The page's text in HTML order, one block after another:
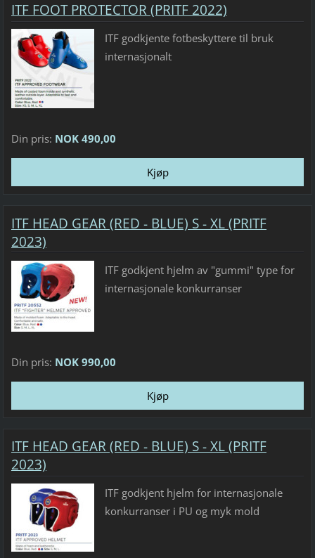
ITF FOOT PROTECTOR (PRITF 2022)
ITF godkjente fotbeskyttere til bruk
internasjonalt
Din pris: NOK 490,00
ITF HEAD GEAR (RED - BLUE) S - XL (PRITF
2023)
ITF godkjent hjelm av "gummi" type for
internasjonale konkurranser
Din pris: NOK 990,00
ITF HEAD GEAR (RED - BLUE) S - XL (PRITF
2023)
ITF godkjent hjelm for internasjonale
konkurranser i PU og myk mold